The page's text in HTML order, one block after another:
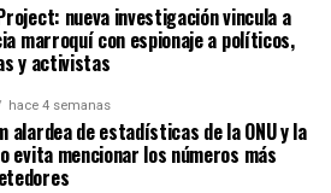
nueva investigación vincula a
marroquí con espionaje a políticos,
y activistas
hace 4 semanas
alardea de estadísticas de la ONU y la
evita mencionar los números más